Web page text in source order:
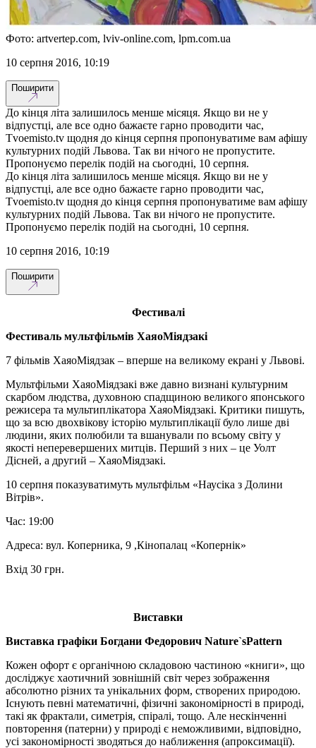
Фото: artvertep.com, lviv-online.com, lpm.com.ua
10 серпня 2016, 10:19
Поширити
До кінця літа залишилось менше місяця. Якщо ви не у
відпустці, але все одно бажаєте гарно проводити час,
Tvoemisto.tv щодня до кінця серпня пропонуватиме вам афішу
культурних подій Львова. Так ви нічого не пропустите.
Пропонуємо перелік подій на сьогодні, 10 серпня.
До кінця літа залишилось менше місяця. Якщо ви не у
відпустці, але все одно бажаєте гарно проводити час,
Tvoemisto.tv щодня до кінця серпня пропонуватиме вам афішу
культурних подій Львова. Так ви нічого не пропустите.
Пропонуємо перелік подій на сьогодні, 10 серпня.
10 серпня 2016, 10:19
Поширити
Фестивалі
Фестиваль мультфільмів ХаяоМіядзакі
7 фільмів ХаяоМіядзак – вперше на великому екрані у Львові.
Мультфільми ХаяоМіядзакі вже давно визнані культурним
скарбом людства, духовною спадщиною великого японського
режисера та мультиплікатора ХаяоМіядзакі. Критики пишуть,
що за всю двохвікову історію мультиплікації було лише дві
людини, яких полюбили та вшанували по всьому світу у
якості неперевершених митців. Перший з них – це Уолт
Дісней, а другий – ХаяоМіядзакі.
10 серпня показуватимуть мультфільм «Наусіка з Долини
Вітрів».
Час: 19:00
Адреса: вул. Коперника, 9 ,Кінопалац «Копернік»
Вхід 30 грн.
Виставки
Виставка графіки Богдани Федорович Nature`sРattern
Кожен офорт є органічною складовою частиною «книги», що
досліджує хаотичний зовнішній світ через зображення
абсолютно різних та унікальних форм, створених природою.
Існують певні математичні, фізичні закономірності в природі,
такі як фрактали, симетрія, спіралі, тощо. Але нескінченні
повторення (патерни) у природі є неможливими, відповідно,
усі закономірності зводяться до наближення (апроксимації).